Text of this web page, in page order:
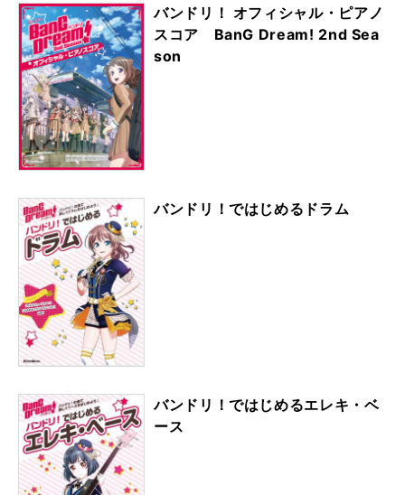
バンドリ！ オフィシャル・ピアノ
スコア BanG Dream! 2nd Sea
son
バンドリ！ではじめるドラム
バンドリ！ではじめるエレキ・ベ
ース